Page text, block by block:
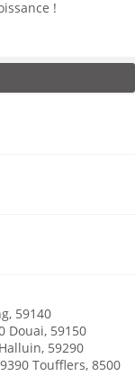
!
59140
Douai, 59150
59290
Toufflers, 8500